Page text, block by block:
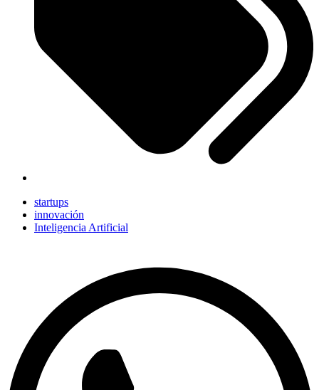
startups
innovación
Inteligencia Artificial